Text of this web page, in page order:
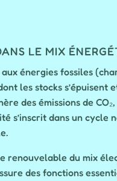
LE MIX
énergies fossiles
les stocks s’épuisent
des émissions de CO₂,
s’inscrit dans un cycle
renouvelable du mix
des fonctions